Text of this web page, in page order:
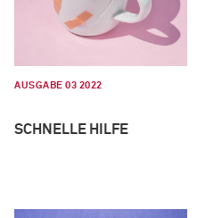
AUSGABE 03 2022
SCHNELLE HILFE